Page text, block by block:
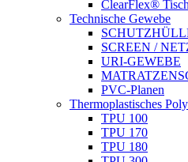
ClearFlex®
Technische Gewebe
SCREEN /
URI-GEWEBE
PVC-Planen
Thermoplastisches
TPU 100
TPU 170
TPU 180